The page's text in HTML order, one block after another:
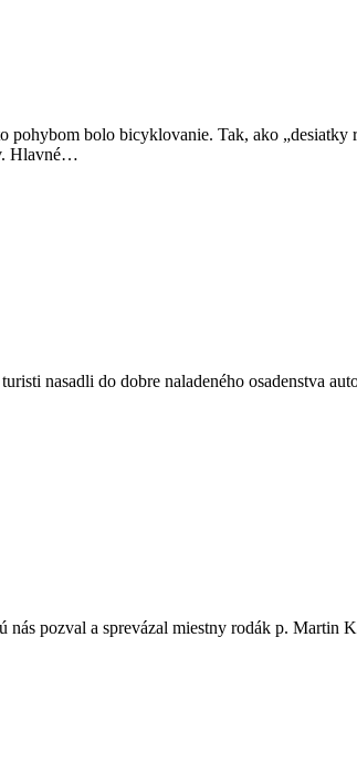
bolo bicyklovanie. Tak, ako
Hlavné…
nasadli do dobre naladeného osadenstva
pozval a sprevázal miestny rodák p. Martin